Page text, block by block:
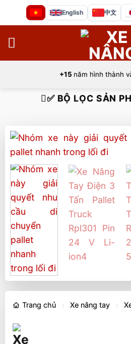
dung
English 中文
+15 năm hình thành
✅ BỘ LỌC SẢN
Trang chủ Xe nâng tay